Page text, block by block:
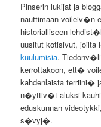
Pinserin lukijat ja
nauttimaan voileiv�n
historialliseen
uusitut kotisivut,
kuulumisia.
kerrottakoon, ett�
kahdenlaista terriini�
n�yttiv�t aluksi
eduskunnan
s�vyj�.